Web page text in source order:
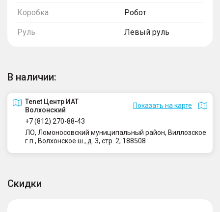
Коробка Робот
Руль Левый руль
В наличии:
Tenet Центр ИАТ
Волхонский
Показать на карте
+7 (812) 270-88-43
ЛО, Ломоносовский муниципальный район, Виллозское
г.п., Волхонское ш., д. 3, стр. 2, 188508
Скидки